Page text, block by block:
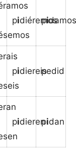
pidiéremos
pi
pidiereispedid
pidieren
pidan